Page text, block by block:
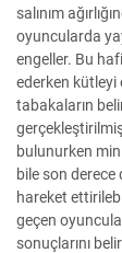
salınım
oyuncularda
engeller. Bu
ederken kütleyi
tabakaların
bulunurken
bile son derece
hareket
geçen
sonuçlarını